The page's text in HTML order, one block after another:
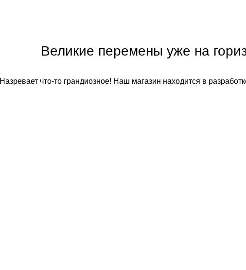
Великие перемены уже на
Назревает что-то грандиозное! Наш магазин находится в